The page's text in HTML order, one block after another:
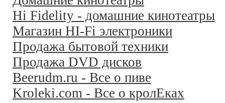
Hi Fidelity - домашние кинотеатры
Магазин HI-Fi электроники
Продажа бытовой техники
Продажа DVD дисков
Beerudm.ru - Все о пиве
Kroleki.com - Все о кролЕках